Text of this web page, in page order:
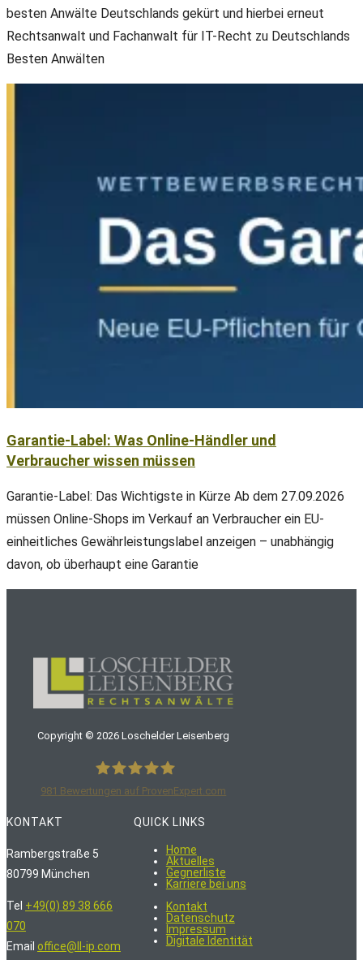
besten Anwälte Deutschlands gekürt und hierbei erneut
Rechtsanwalt und Fachanwalt für IT-Recht zu Deutschlands
Besten Anwälten
Garantie-Label: Was Online-Händler und
Verbraucher wissen müssen
Garantie-Label: Das Wichtigste in Kürze Ab dem 27.09.2026
müssen Online-Shops im Verkauf an Verbraucher ein EU-
einheitliches Gewährleistungslabel anzeigen – unabhängig
davon, ob überhaupt eine Garantie
Copyright ©2026 Loschelder Leisenberg
LoschelderLeisenberg Rechtsanwälte
981 Bewertungen auf ProvenExpert.com
KONTAKT
Rambergstraße 5
80799 München
Tel +49(0) 89 38 666
070
Email office@ll-ip.com
QUICK LINKS
Home
Aktuelles
Gegnerliste
Karriere bei uns
Kontakt
Datenschutz
Impressum
Digitale Identität